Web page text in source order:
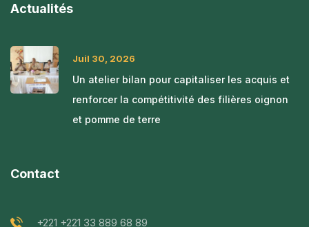
Actualités
Juil 30, 2026
Un atelier bilan pour capitaliser les acquis et
renforcer la compétitivité des filières oignon
et pomme de terre
Contact
+221 +221 33 889 68 89